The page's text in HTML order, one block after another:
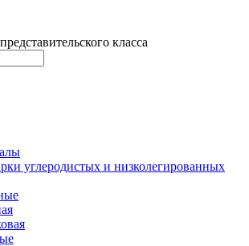
класса
углеродистых и низколегированных